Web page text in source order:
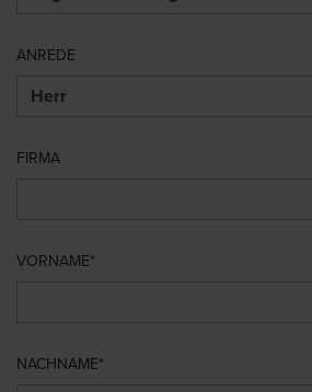
ANREDE
FIRMA
VORNAME
NACHNAME